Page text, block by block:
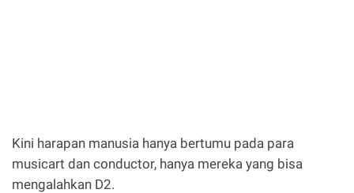
Kini harapan manusia hanya bertumu pada para
musicart dan conductor, hanya mereka yang bisa
mengalahkan D2.